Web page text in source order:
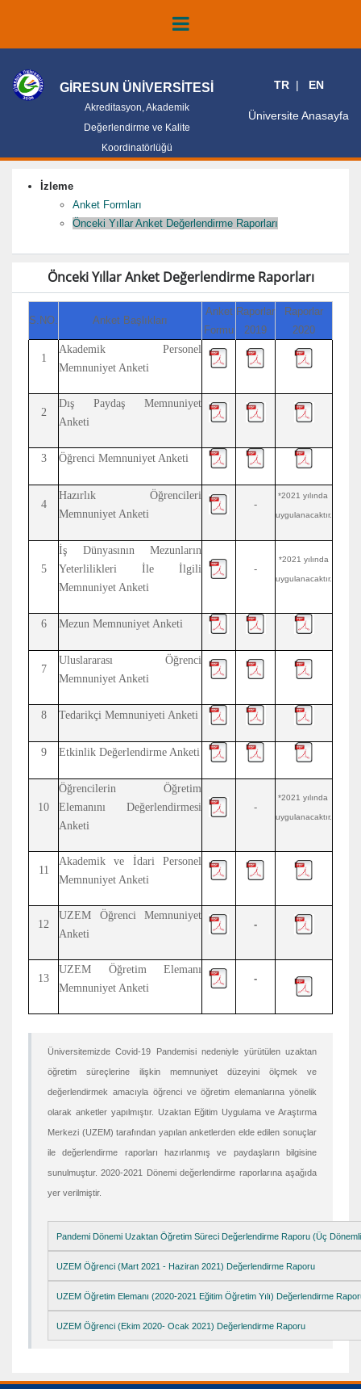
GİRESUN ÜNİVERSİTESİ
Akreditasyon, Akademik
Değerlendirme ve Kalite
Koordinatörlüğü
TR EN
Üniversite Anasayfa
İzleme
Anket Formları
Önceki Yıllar Anket Değerlendirme Raporları
Önceki Yıllar Anket Değerlendirme Raporları
S.NO. Anket Başlıkları
Anket
Formu
Raporlar
2019
Raporlar
2020
1
Akademik Personel
Memnuniyet Anketi
2
Dış Paydaş Memnuniyet
Anketi
3 Öğrenci Memnuniyet Anketi
4
Hazırlık Öğrencileri
Memnuniyet Anketi
-
*2021 yılında
uygulanacaktır.
5
İş Dünyasının Mezunların
Yeterlilikleri İle İlgili
Memnuniyet Anketi
-
*2021 yılında
uygulanacaktır.
6 Mezun Memnuniyet Anketi
7
Uluslararası Öğrenci
Memnuniyet Anketi
8 Tedarikçi Memnuniyeti Anketi
9 Etkinlik Değerlendirme Anketi
10
Öğrencilerin Öğretim
Elemanını Değerlendirmesi
Anketi
-
*2021 yılında
uygulanacaktır.
11
Akademik ve İdari Personel
Memnuniyet Anketi
12
UZEM Öğrenci Memnuniyet
Anketi
-
13
UZEM Öğretim Elemanı
Memnuniyet Anketi
-
Üniversitemizde Covid-19 Pandemisi nedeniyle yürütülen uzaktan
öğretim süreçlerine ilişkin memnuniyet düzeyini ölçmek ve
değerlendirmek amacıyla öğrenci ve öğretim elemanlarına yönelik
olarak anketler yapılmıştır. Uzaktan Eğitim Uygulama ve Araştırma
Merkezi (UZEM) tarafından yapılan anketlerden elde edilen sonuçlar
ile değerlendirme raporları hazırlanmış ve paydaşların bilgisine
sunulmuştur. 2020-2021 Dönemi değerlendirme raporlarına aşağıda
yer verilmiştir.
Pandemi Dönemi Uzaktan Öğretim Süreci Değerlendirme Raporu (Üç
UZEM Öğrenci (Mart 2021 - Haziran 2021) Değerlendirme Raporu
UZEM Öğretim Elemanı (2020-2021 Eğitim Öğretim Yılı) Değerlendirme
UZEM Öğrenci (Ekim 2020- Ocak 2021) Değerlendirme Raporu